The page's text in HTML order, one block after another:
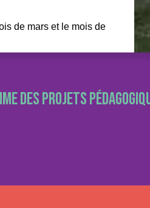
de mars et le mois de
des projets